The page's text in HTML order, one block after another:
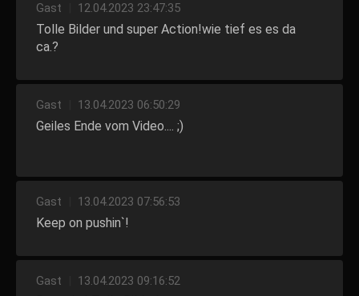
Gast 12.04.2023 23:47:35
Tolle Bilder und super Action!wie tief es es da
ca.?
Gast 13.04.2023 06:50:29
Geiles Ende vom Video.... ;)
Gast 13.04.2023 07:56:53
Keep on pushin`!
Gast 13.04.2023 09:16:52